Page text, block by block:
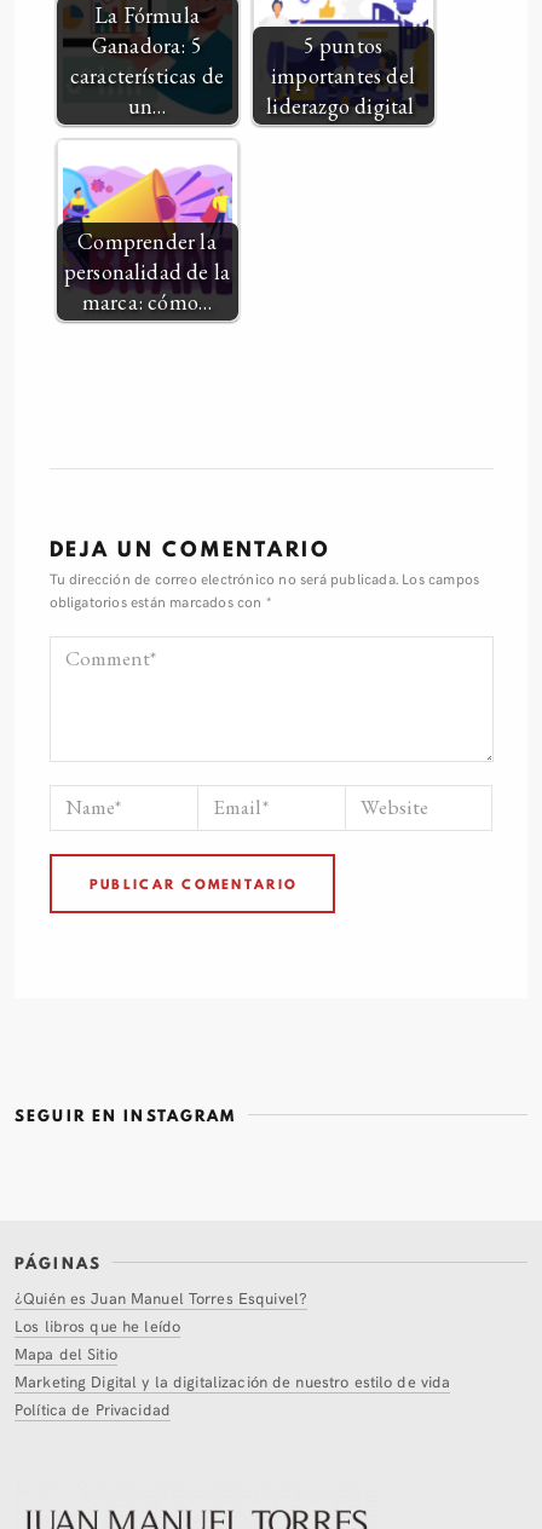
La Fórmula
Ganadora: 5
características de
un…
5 puntos
importantes del
liderazgo digital
Comprender la
personalidad de la
marca: cómo…
DEJA UN COMENTARIO
Tu dirección de correo electrónico no será publicada. Los campos
obligatorios están marcados con *
SEGUIR EN INSTAGRAM
PÁGINAS
¿Quién es Juan Manuel Torres Esquivel?
Los libros que he leído
Mapa del Sitio
Marketing Digital y la digitalización de nuestro estilo de vida
Política de Privacidad